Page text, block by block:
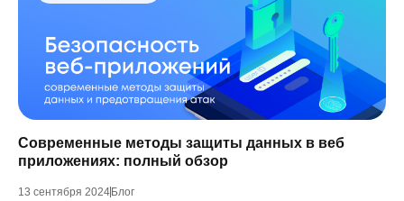
Современные методы защиты данных в веб
приложениях: полный обзор
13 сентября 2024 Блог